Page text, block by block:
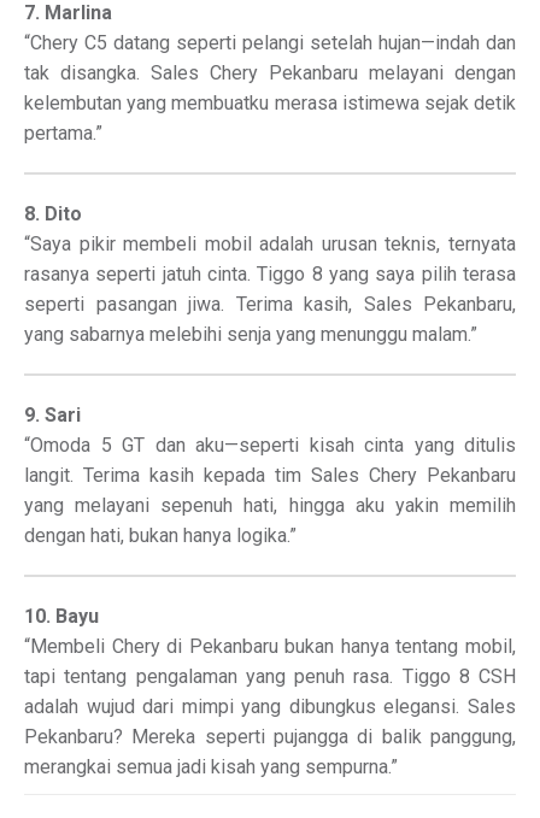
7. Marlina
“Chery C5 datang seperti pelangi setelah hujan—indah dan
tak disangka. Sales Chery Pekanbaru melayani dengan
kelembutan yang membuatku merasa istimewa sejak detik
pertama.”
8. Dito
“Saya pikir membeli mobil adalah urusan teknis, ternyata
rasanya seperti jatuh cinta. Tiggo 8 yang saya pilih terasa
seperti pasangan jiwa. Terima kasih, Sales Pekanbaru,
yang sabarnya melebihi senja yang menunggu malam.”
9. Sari
“Omoda 5 GT dan aku—seperti kisah cinta yang ditulis
langit. Terima kasih kepada tim Sales Chery Pekanbaru
yang melayani sepenuh hati, hingga aku yakin memilih
dengan hati, bukan hanya logika.”
10. Bayu
“Membeli Chery di Pekanbaru bukan hanya tentang mobil,
tapi tentang pengalaman yang penuh rasa. Tiggo 8 CSH
adalah wujud dari mimpi yang dibungkus elegansi. Sales
Pekanbaru? Mereka seperti pujangga di balik panggung,
merangkai semua jadi kisah yang sempurna.”